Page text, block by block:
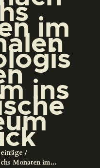
im
ins
Monaten im...